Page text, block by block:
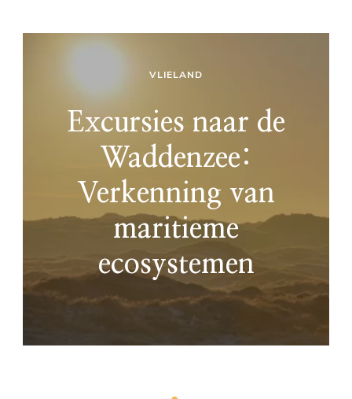
VLIELAND
Excursies naar de
Waddenzee:
Verkenning van
maritieme
ecosystemen